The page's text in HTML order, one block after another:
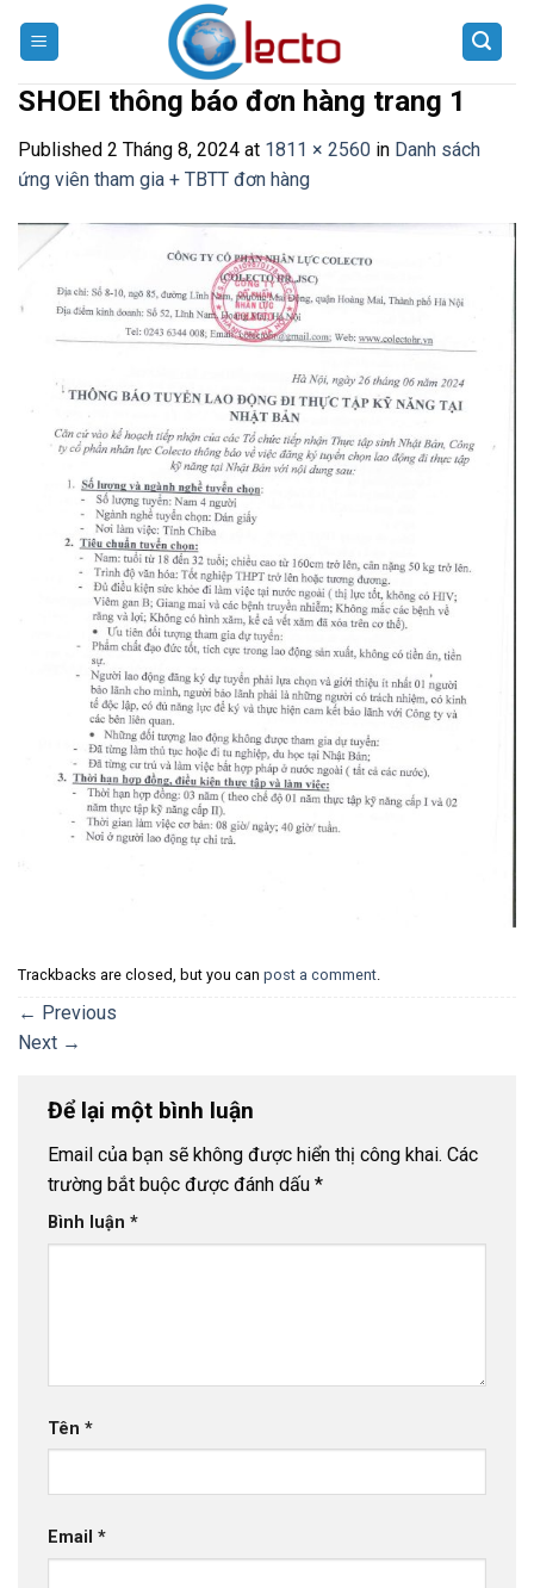
SHOEI thông báo đơn hàng trang 1
Published 2 Tháng 8, 2024 at 1811 × 2560 in Danh sách
ứng viên tham gia + TBTT đơn hàng
Trackbacks are closed, but you can post a comment.
← Previous
Next →
Để lại một bình luận
Email của bạn sẽ không được hiển thị công khai. Các
trường bắt buộc được đánh dấu *
Bình luận *
Tên *
Email *